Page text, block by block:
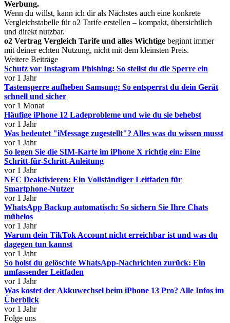
Werbung.
Wenn du willst, kann ich dir als Nächstes auch eine konkrete
Vergleichstabelle für o2 Tarife erstellen – kompakt, übersichtlich
und direkt nutzbar.
o2 Vertrag Vergleich Tarife und alles Wichtige beginnt immer
mit deiner echten Nutzung, nicht mit dem kleinsten Preis.
Weitere Beiträge
Schutz vor Instagram Phishing: So stellst du die Sperre ein
vor 1 Jahr
Tastensperre aufheben Samsung: So entsperrst du dein Gerät
schnell und sicher
vor 1 Monat
Häufige iPhone 12 Ladeprobleme und wie du sie behebst
vor 1 Jahr
Was bedeutet "iMessage zugestellt"? Alles was du wissen musst
vor 1 Jahr
So legen Sie die SIM-Karte im iPhone X richtig ein: Eine
Schritt-für-Schritt-Anleitung
vor 1 Jahr
NFC Deaktivieren: Ein Vollständiger Leitfaden für
Smartphone-Nutzer
vor 1 Jahr
WhatsApp Backup automatisch: So sichern Sie Ihre Chats
mühelos
vor 1 Jahr
Warum dein TikTok Account nicht erreichbar ist und was du
dagegen tun kannst
vor 1 Jahr
So holst du gelöschte WhatsApp-Nachrichten zurück: Ein
umfassender Leitfaden
vor 1 Jahr
Was kostet der Akkuwechsel beim iPhone 13 Pro? Alle Infos im
Überblick
vor 1 Jahr
Folge uns